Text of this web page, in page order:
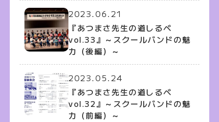
2023.06.21
『あつまさ先生の道しるべ
vol.33』～スクールバンドの魅
力（後編）～
2023.05.24
『あつまさ先生の道しるべ
vol.32』～スクールバンドの魅
力（前編）～